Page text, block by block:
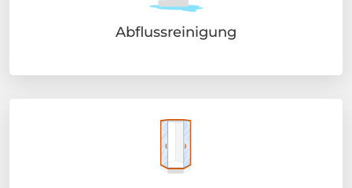
Abflussreinigung